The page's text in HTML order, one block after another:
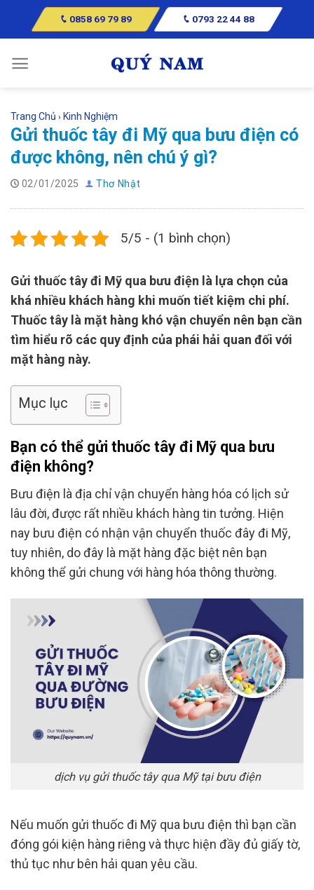
0858 69 79 89 0793 22 44 88
Trang Chủ › Kinh Nghiệm
Gửi thuốc tây đi Mỹ qua bưu điện có
được không, nên chú ý gì?
02/01/2025 Thơ Nhật
5/5 - (1 bình chọn)
Gửi thuốc tây đi Mỹ qua bưu điện là lựa chọn của
khá nhiều khách hàng khi muốn tiết kiệm chi phí.
Thuốc tây là mặt hàng khó vận chuyển nên bạn cần
tìm hiểu rõ các quy định của phái hải quan đối với
mặt hàng này.
Mục lục
Bạn có thể gửi thuốc tây đi Mỹ qua bưu
điện không?
Bưu điện là địa chỉ vận chuyển hàng hóa có lịch sử
lâu đời, được rất nhiều khách hàng tin tưởng. Hiện
nay bưu điện có nhận vận chuyển thuốc đây đi Mỹ,
tuy nhiên, do đây là mặt hàng đặc biệt nên bạn
không thể gửi chung với hàng hóa thông thường.
dịch vụ gửi thuốc tây qua Mỹ tại bưu điện
Nếu muốn gửi thuốc đi Mỹ qua bưu điện thì bạn cần
đóng gói kiện hàng riêng và thực hiện đầy đủ giấy tờ,
thủ tục như bên hải quan yêu cầu.